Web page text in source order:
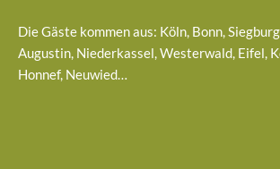
Die Gäste kommen aus: Köln, Bonn,
Augustin, Niederkassel, Westerwald, Eifel,
Honnef, Neuwied…